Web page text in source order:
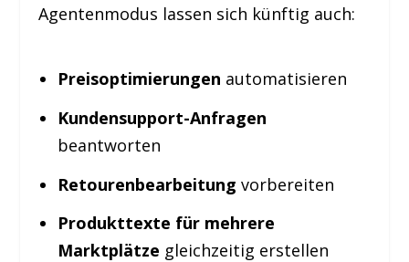
Agentenmodus lassen sich künftig auch:
Preisoptimierungen automatisieren
Kundensupport-Anfragen
beantworten
Retourenbearbeitung vorbereiten
Produkttexte für mehrere
Marktplätze gleichzeitig erstellen